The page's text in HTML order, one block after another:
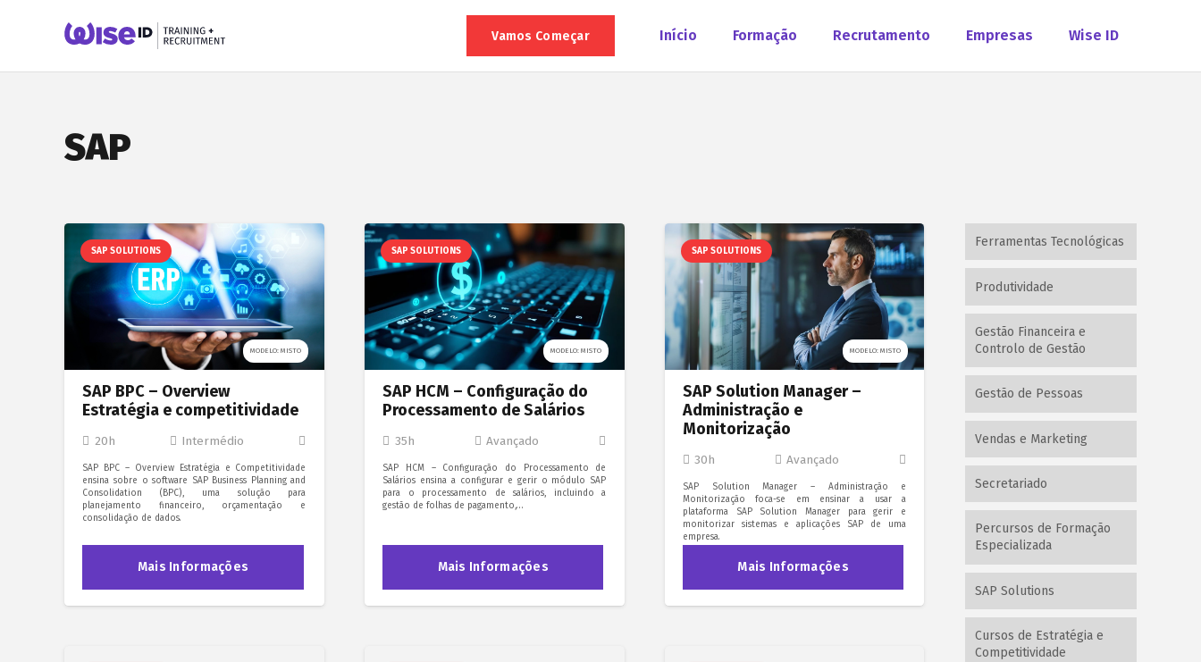
Vamos Começar Início Formação Recrutamento Empresas Wise ID
SAP
SAP SOLUTIONS
MODELO: MISTO
SAP BPC – Overview
Estratégia e competitividade
20h Intermédio
SAP BPC – Overview Estratégia e Competitividade
ensina sobre o software SAP Business Planning and
Consolidation (BPC), uma solução para
planejamento financeiro, orçamentação e
consolidação de dados.
Mais Informações
SAP SOLUTIONS
MODELO: MISTO
SAP HCM – Configuração do
Processamento de Salários
35h Avançado
SAP HCM – Configuração do Processamento de
Salários ensina a configurar e gerir o módulo SAP
para o processamento de salários, incluindo a
gestão de folhas de pagamento,…
Mais Informações
SAP SOLUTIONS
MODELO: MISTO
SAP Solution Manager –
Administração e
Monitorização
30h Avançado
SAP Solution Manager – Administração e
Monitorização foca-se em ensinar a usar a
plataforma SAP Solution Manager para gerir e
monitorizar sistemas e aplicações SAP de uma
empresa.
Mais Informações
Ferramentas Tecnológicas
Produtividade
Gestão Financeira e
Controlo de Gestão
Gestão de Pessoas
Vendas e Marketing
Secretariado
Percursos de Formação
Especializada
SAP Solutions
Cursos de Estratégia e
Competitividade